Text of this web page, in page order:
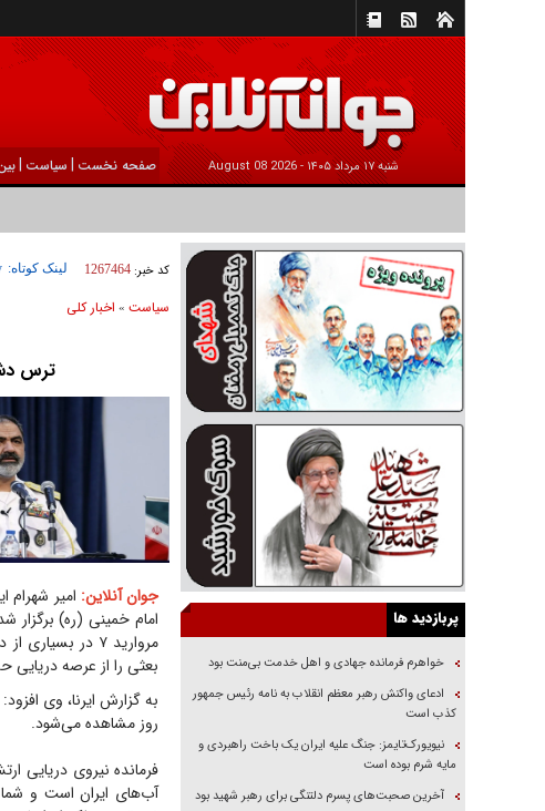
شنبه ۱۷ مرداد ۱۴۰۵ - 2026 August 08 صفحه نخست | سیاست |
کد خبر: 1267464 لینک کوتاه:
سیاست» اخبار کلی
ترس
جوان آنلاین: امیر شهرام
مروارید ۷ در
بعثی را از عرصه دریایی
به گزارش ایرنا، وی
روز مشاهده می‌شود.
فرمانده نیروی دریایی
آب‌های ایران است و شما
پربازدید ها
خواهرم فرمانده جهادی و اهل خدمت بی‌منت بود
ادعای واکنش رهبر معظم انقلاب به نامه رئیس جمهور
کذب است
نیویورک‌تایمز: جنگ علیه ایران یک باخت راهبردی و
مایه شرم بوده است
آخرین صحبت‌های پسرم دلتنگی برای رهبر شهید بود